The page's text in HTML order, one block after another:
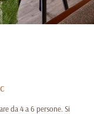
da 4 a 6 persone. Si